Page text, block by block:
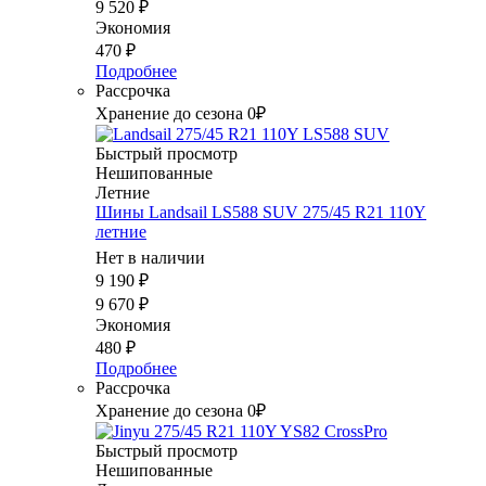
9 520 ₽
Экономия
470 ₽
Подробнее
Рассрочка
Хранение до сезона 0₽
Быстрый просмотр
Нешипованные
Летние
Шины Landsail LS588 SUV 275/45 R21 110Y
летние
Нет в наличии
9 190 ₽
9 670 ₽
Экономия
480 ₽
Подробнее
Рассрочка
Хранение до сезона 0₽
Быстрый просмотр
Нешипованные